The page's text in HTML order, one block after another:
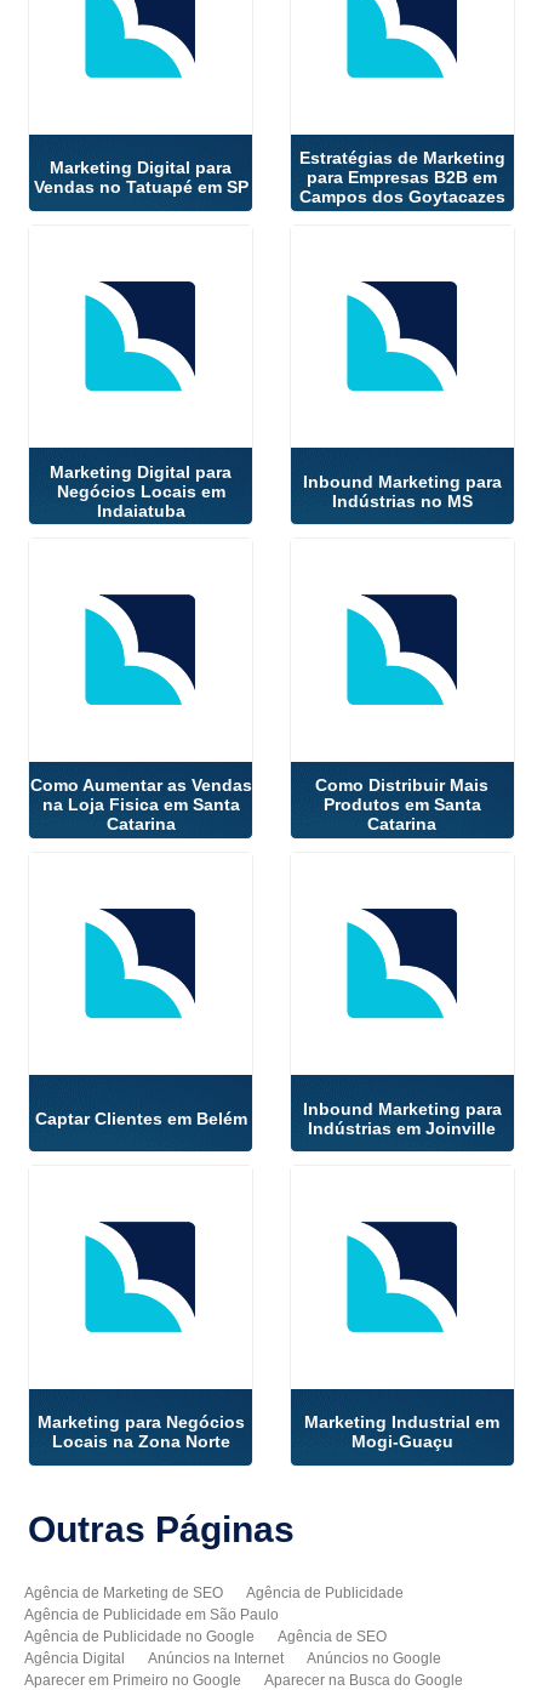
Marketing Digital para
Vendas no Tatuapé em SP
Estratégias de Marketing
para Empresas B2B em
Campos dos Goytacazes
Marketing Digital para
Negócios Locais em
Indaiatuba
Inbound Marketing para
Indústrias no MS
Como Aumentar as Vendas
na Loja Fisica em Santa
Catarina
Como Distribuir Mais
Produtos em Santa
Catarina
Captar Clientes em Belém
Inbound Marketing para
Indústrias em Joinville
Marketing para Negócios
Locais na Zona Norte
Marketing Industrial em
Mogi-Guaçu
Outras Páginas
Agência de Marketing de SEO
Agência de Publicidade
Agência de Publicidade em São Paulo
Agência de Publicidade no Google
Agência de SEO
Agência Digital
Anúncios na Internet
Anúncios no Google
Aparecer em Primeiro no Google
Aparecer na Busca do Google